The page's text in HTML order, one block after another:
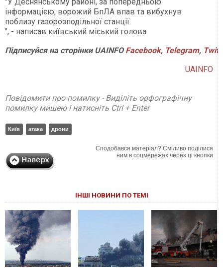
"У Деснянському районі, за попередньою
інформацією, ворожий БпЛА впав та вибухнув
поблизу газорозподільної станції.
", - написав київський міський голова.
ПідписуйсянасторінкиUAINFO Facebook, Telegram,
UAINFO
Повідомити про помилку - Виділіть орфографічну
помилку мишею і натисніть Ctrl + Enter
Київ атака дрони
Сподобався матеріал? Сміливо поділися
ним в соцмережах через ці кнопки
ІНШІ НОВИНИ ПО ТЕМІ